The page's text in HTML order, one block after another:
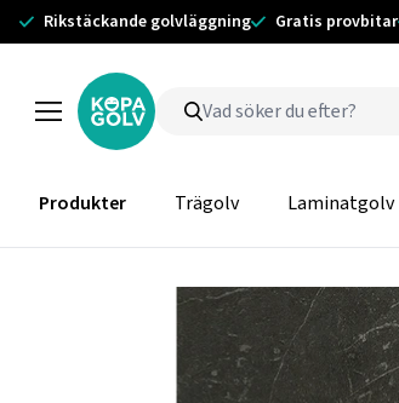
Rikstäckande golvläggning Gratis provbitar
Produkter Trägolv Laminatgolv